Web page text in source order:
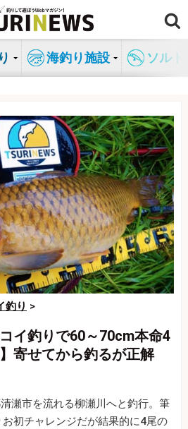
海釣り施設 ソル
釣り >
イ釣りで60～70cm本命4
寄せてから釣るが正解
瀬市を流れる柳瀬川へと釣行。筆
初チャレンジだが結果的に4尾の